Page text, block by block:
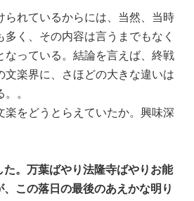
れているからには、当然、当時
く、その内容は言うまでもなく
なっている。結論を言えば、終戦
文楽界に、さほどの大きな違いは
。
をどうとらえていたか。興味深
た。万葉ばやり法隆寺ばやりお能
この落日の最後のあえかな明り